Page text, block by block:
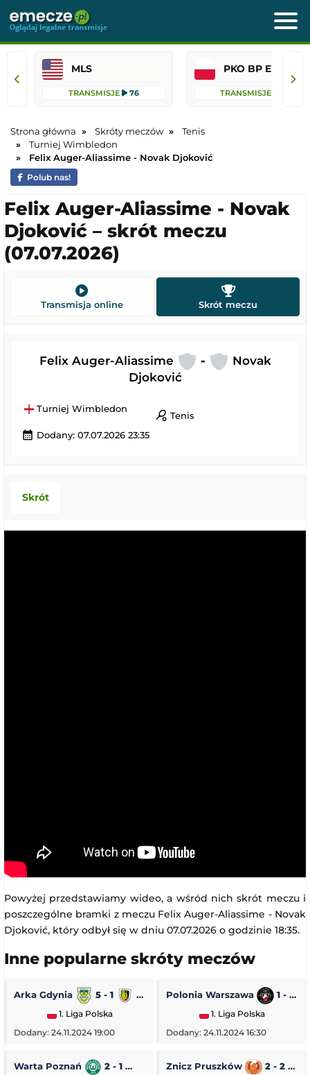
MLS
TRANSMISJE 76 TRANSMISJE
Strona główna Skróty meczów
Tenis
Turniej Wimbledon
Felix Auger-Aliassime - Novak Djoković
Polub nas!
Felix Auger-Aliassime - Novak
Djoković – skrót meczu
(07.07.2026)
Transmisja online Skrót meczu
Felix Auger-Aliassime -
Novak
Djoković
Turniej Wimbledon
sports_tennis Tenis
calendar_month Dodany: 07.07.2026 23:35
Skrót
Powyżej przedstawiamy wideo, a wśród nich skrót meczu i
poszczególne bramki z meczu Felix Auger-Aliassime - Novak
Djoković, który odbył się w dniu 07.07.2026 o godzinie 18:35.
Inne popularne skróty meczów
Arka Gdynia 5 - 1
1. Liga Polska
Dodany: 24.11.2024 19:00
Polonia Warszawa 1 - 0
1. Liga Polska
Dodany: 24.11.2024 16:30
Warta Poznań 2 - 1 Pogoń Siedlce
Znicz Pruszków 2 - 2